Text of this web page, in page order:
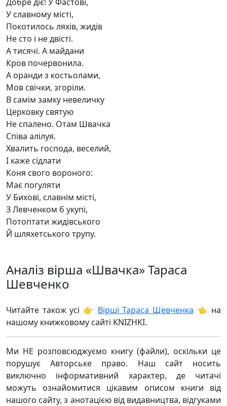
У славному місті,
Покотилось ляхів, жидів
Не сто і не двісті.
А тисячі. А майдани
Кров почервонила.
А оранди з костьолами,
Мов свічки, згоріли.
В самім замку невеличку
Церковку святую
Не спалено. Отам Швачка
Співа алілуя.
Хвалить господа, веселий,
І каже сідлати
Коня свого вороного:
Має погуляти
У Бихові, славнім місті,
З Левченком б укупі,
Потоптати жидівського
Й шляхетського трупу.
Аналіз вірша «Швачка» Тараса
Шевченко
Читайте також усі 👉 Вірші Тараса Шевченка 👈 на
нашому книжковому сайті KNIZHKI.
Ми НЕ розповсюджуємо книгу (файли), оскільки це
порушує Авторське право. Наш сайт носить
виключно інформативний характер, де читачі
можуть ознайомитися цікавим описом книги від
нашого сайту, з анотацією від видавництва, відгуками